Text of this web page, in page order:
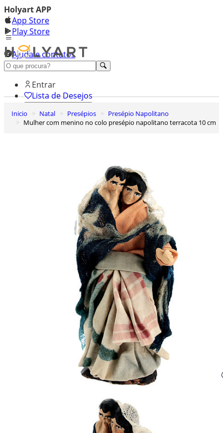
Holyart APP
App Store
Play Store
Ajuda e contatos
Conheça premium
Entrar
Lista de Desejos
Carrinho de Compras
Inicio Natal Presépios
Presépio Napolitano
Mulher com menino no colo presépio napolitano terracota 10 cm